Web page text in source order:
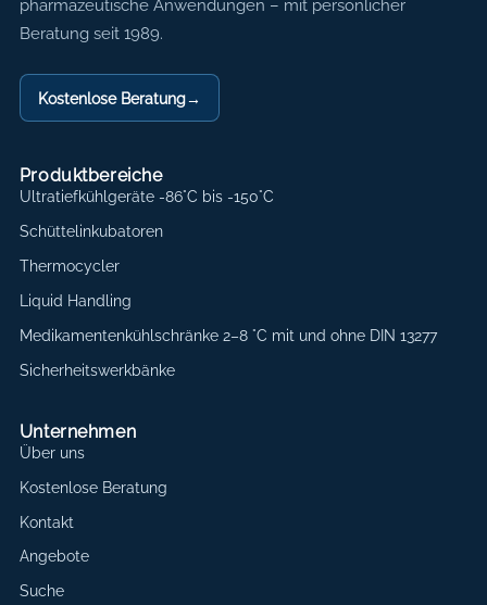
pharmazeutische Anwendungen – mit persönlicher
Beratung seit 1989.
Kostenlose Beratung→
Produktbereiche
Ultratiefkühlgeräte -86°C bis -150°C
Schüttelinkubatoren
Thermocycler
Liquid Handling
Medikamentenkühlschränke 2–8 °C mit und ohne DIN 13277
Sicherheitswerkbänke
Unternehmen
Über uns
Kostenlose Beratung
Kontakt
Angebote
Suche